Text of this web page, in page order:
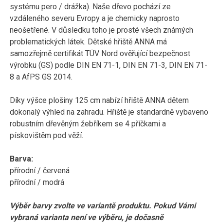
systému pero / drážka). Naše dřevo pochází ze
vzdáleného severu Evropy a je chemicky naprosto
neošetřené. V důsledku toho je prosté všech známých
problematických látek. Dětské hřiště ANNA má
samozřejmě certifikát TÜV Nord ověřující bezpečnost
výrobku (GS) podle DIN EN 71-1, DIN EN 71-3, DIN EN 71-
8 a AfPS GS 2014.
Díky výšce plošiny 125 cm nabízí hřiště ANNA dětem
dokonalý výhled na zahradu. Hřiště je standardně vybaveno
robustním dřevěným žebříkem se 4 příčkami a
pískovištěm pod věží.
Barva:
přírodní / červená
přírodní / modrá
Výběr barvy zvolte ve variantě produktu. Pokud Vámi
vybraná varianta není ve výběru, je dočasně